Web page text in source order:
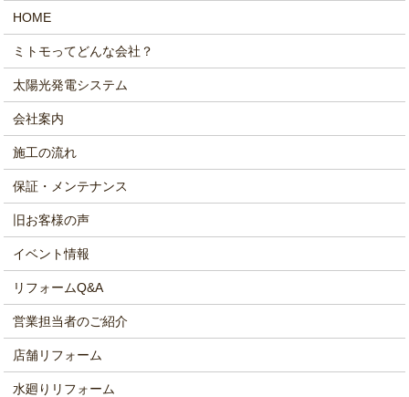
HOME
ミトモってどんな会社？
太陽光発電システム
会社案内
施工の流れ
保証・メンテナンス
旧お客様の声
イベント情報
リフォームQ&A
営業担当者のご紹介
店舗リフォーム
水廻りリフォーム